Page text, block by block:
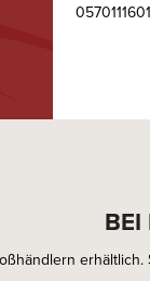
BEI